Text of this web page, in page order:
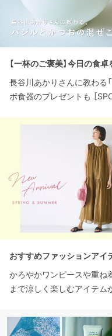
【一杯のご褒美】今日の食
長谷川あかりさんに教わる
ボ食器のプレゼントも ［
おすすめファッションアイ
かろやかワンピースや重ね
まで涼しく楽しむアイテム